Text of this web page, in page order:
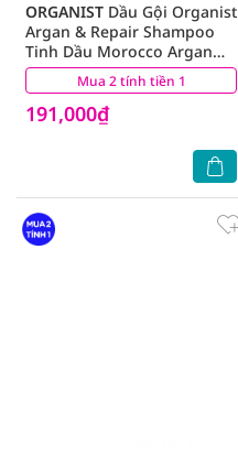
Mua 2 tính tiền 1
ORGANIST Dầu Gội Organist
Argan & Repair Shampoo
Tinh Dầu Morocco Argan
Dành Cho Tóc Hư Tổn 500ml
191,000₫
(5)